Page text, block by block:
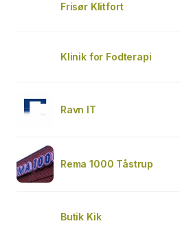
Frisør Klitfort
Klinik for Fodterapi
Ravn IT
Rema 1000 Tåstrup
Butik Kik